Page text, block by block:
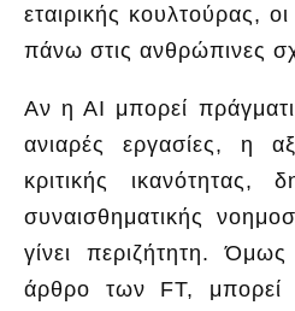
εταιρικής κουλτούρας,
πάνω στις ανθρώπινες
Αν η ΑΙ μπορεί
ανιαρές εργασίες, η
κριτικής ικανότητας,
συναισθηματικής
γίνει περιζήτητη.
άρθρο των FT, μπορεί